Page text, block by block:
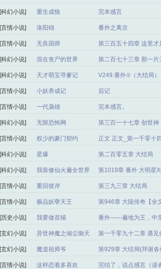
[科幻小说] 重生成狼 完本感言
[言情小说] 洛阳锦 番外之离京
[言情小说] 无良国师 第三百五十四章 这里才
[科幻小说] 混在丧尸的世界 第二百七十三章 那一片
[科幻小说] 天才萌宝寻爹记 V249.番外⑨（大结局）
[言情小说] 小妖养成记 后记
[言情小说] 一代枭雄 完本感言。
[科幻小说] 无限恐怖网 第三百一十七章 创世神
[言情小说] 权少的豪门契约 正文 正文_第一千零十
[科幻小说] 星爆 第二百零五章 大结局
[科幻小说] 我靠修仙火遍全世界 第1019章 番外 大明星X
[言情小说] 重回彼岸 第三九三章 大结局
[言情小说] 极品妖孽天王 第946章 大陆传奇【全
[历史小说] 我要做首辅 番外——遍地为王，中
[玄幻小说] 异世神魔之倾尘御天
第一千零九十二章 遇
局）
[玄幻小说] 魔道祖师爷 第929章 大结局(拜谢各
[言情小说] 这样恋着多喜欢 完结了，说点感言（读